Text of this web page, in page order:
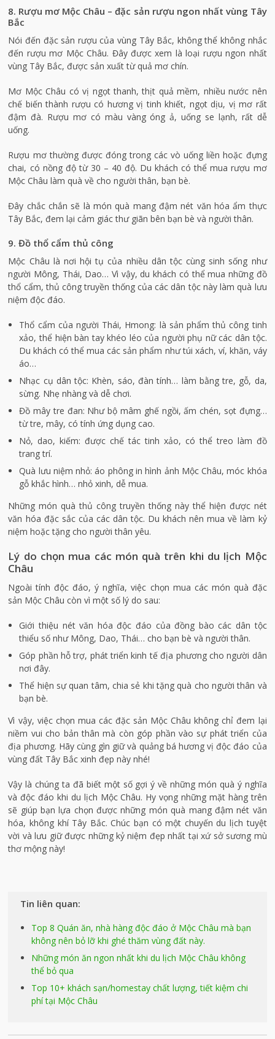
8. Rượu mơ Mộc Châu – đặc sản rượu ngon nhất vùng Tây
Bắc
Nói đến đặc sản rượu của vùng Tây Bắc, không thể không nhắc
đến rượu mơ Mộc Châu. Đây được xem là loại rượu ngon nhất
vùng Tây Bắc, được sản xuất từ quả mơ chín.
Mơ Mộc Châu có vị ngọt thanh, thịt quả mềm, nhiều nước nên
chế biến thành rượu có hương vị tinh khiết, ngọt dịu, vị mơ rất
đậm đà. Rượu mơ có màu vàng óng ả, uống se lạnh, rất dễ
uống.
Rượu mơ thường được đóng trong các vò uống liền hoặc đựng
chai, có nồng độ từ 30 – 40 độ. Du khách có thể mua rượu mơ
Mộc Châu làm quà về cho người thân, bạn bè.
Đây chắc chắn sẽ là món quà mang đậm nét văn hóa ẩm thực
Tây Bắc, đem lại cảm giác thư giãn bên bạn bè và người thân.
9. Đồ thổ cẩm thủ công
Mộc Châu là nơi hội tụ của nhiều dân tộc cùng sinh sống như
người Mông, Thái, Dao… Vì vậy, du khách có thể mua những đồ
thổ cẩm, thủ công truyền thống của các dân tộc này làm quà lưu
niệm độc đáo.
Thổ cẩm của người Thái, Hmong: là sản phẩm thủ công tinh
xảo, thể hiện bàn tay khéo léo của người phụ nữ các dân tộc.
Du khách có thể mua các sản phẩm như túi xách, ví, khăn, váy
áo…
Nhạc cụ dân tộc: Khèn, sáo, đàn tính… làm bằng tre, gỗ, da,
sừng. Nhẹ nhàng và dễ chơi.
Đồ mây tre đan: Như bộ mâm ghế ngồi, ấm chén, sọt đựng…
từ tre, mây, có tính ứng dụng cao.
Nỏ, dao, kiếm: được chế tác tinh xảo, có thể treo làm đồ
trang trí.
Quà lưu niệm nhỏ: áo phông in hình ảnh Mộc Châu, móc khóa
gỗ khắc hình… nhỏ xinh, dễ mua.
Những món quà thủ công truyền thống này thể hiện được nét
văn hóa đặc sắc của các dân tộc. Du khách nên mua về làm kỷ
niệm hoặc tặng cho người thân yêu.
Lý do chọn mua các món quà trên khi du lịch Mộc
Châu
Ngoài tính độc đáo, ý nghĩa, việc chọn mua các món quà đặc
sản Mộc Châu còn vì một số lý do sau:
Giới thiệu nét văn hóa độc đáo của đồng bào các dân tộc
thiểu số như Mông, Dao, Thái… cho bạn bè và người thân.
Góp phần hỗ trợ, phát triển kinh tế địa phương cho người dân
nơi đây.
Thể hiện sự quan tâm, chia sẻ khi tặng quà cho người thân và
bạn bè.
Vì vậy, việc chọn mua các đặc sản Mộc Châu không chỉ đem lại
niềm vui cho bản thân mà còn góp phần vào sự phát triển của
địa phương. Hãy cùng gìn giữ và quảng bá hương vị độc đáo của
vùng đất Tây Bắc xinh đẹp này nhé!
Vậy là chúng ta đã biết một số gợi ý về những món quà ý nghĩa
và độc đáo khi du lịch Mộc Châu. Hy vọng những mặt hàng trên
sẽ giúp bạn lựa chọn được những món quà mang đậm nét văn
hóa, không khí Tây Bắc. Chúc bạn có một chuyến du lịch tuyệt
vời và lưu giữ được những kỷ niệm đẹp nhất tại xứ sở sương mù
thơ mộng này!
Tin liên quan:
Top 8 Quán ăn, nhà hàng độc đáo ở Mộc Châu mà bạn
không nên bỏ lỡ khi ghé thăm vùng đất này.
Những món ăn ngon nhất khi du lịch Mộc Châu không
thể bỏ qua
Top 10+ khách sạn/homestay chất lượng, tiết kiệm chi
phí tại Mộc Châu